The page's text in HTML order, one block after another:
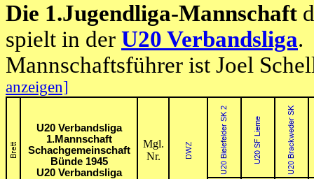
Die 1.Jugendliga-Mannschaft
spielt in der U20 Verbandsliga.
Mannschaftsführer ist Joel
anzeigen]
U20 Verbandsliga
1.Mannschaft
Schachgemeinschaft
Bünde 1945
U20 Verbandsliga
Mgl.
Nr.